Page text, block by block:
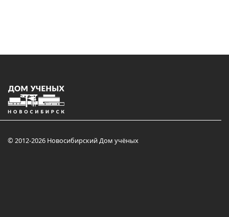
© 2012-2026 Новосибирский Дом учёных